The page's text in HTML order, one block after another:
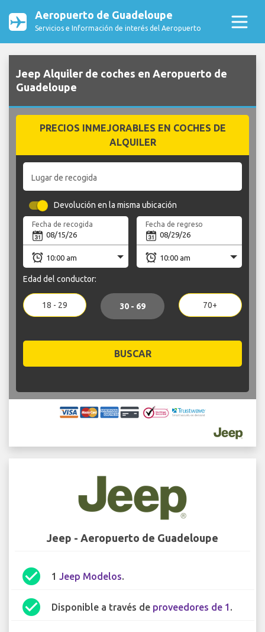
Aeropuerto de Guadeloupe
Servicios e Información de interés del Aeropuerto
Jeep Alquiler de coches en Aeropuerto de
Guadeloupe
PRECIOS INMEJORABLES EN COCHES DE
ALQUILER
Lugar de recogida
Devolución en la misma ubicación
Fecha de recogida Fecha de regreso
Edad del conductor:
18 - 29 30 - 69 70+
BUSCAR
Jeep - Aeropuerto de Guadeloupe
check_circle 1 Jeep Modelos.
check_circle Disponible a través de proveedores de 1 .